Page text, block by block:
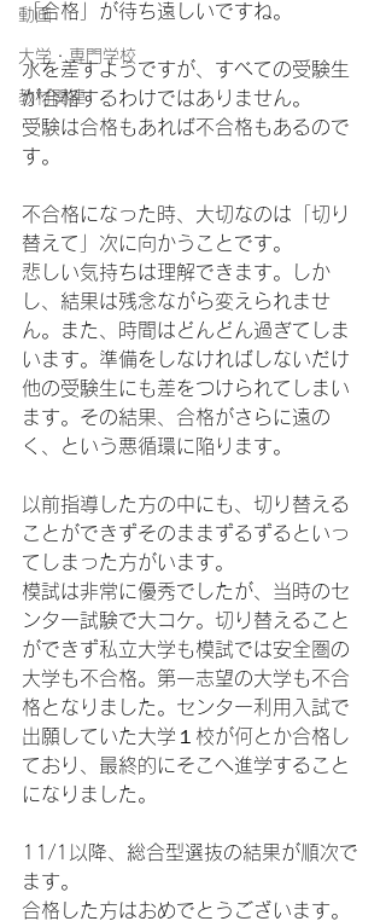
動画
大学・専門学校
教材関連
「合格」が待ち遠しいですね。
水を差すようですが、すべての受験生
が合格するわけではありません。
受験は合格もあれば不合格もあるので
す。
不合格になった時、大切なのは「切り
替えて」次に向かうことです。
悲しい気持ちは理解できます。しか
し、結果は残念ながら変えられませ
ん。また、時間はどんどん過ぎてしま
います。準備をしなければしないだけ
他の受験生にも差をつけられてしまい
ます。その結果、合格がさらに遠の
く、という悪循環に陥ります。
以前指導した方の中にも、切り替える
ことができずそのままずるずるといっ
てしまった方がいます。
模試は非常に優秀でしたが、当時のセ
ンター試験で大コケ。切り替えること
ができず私立大学も模試では安全圏の
大学も不合格。第一志望の大学も不合
格となりました。センター利用入試で
出願していた大学１校が何とか合格し
ており、最終的にそこへ進学すること
になりました。
11/1以降、総合型選抜の結果が順次で
ます。
合格した方はおめでとうございます。